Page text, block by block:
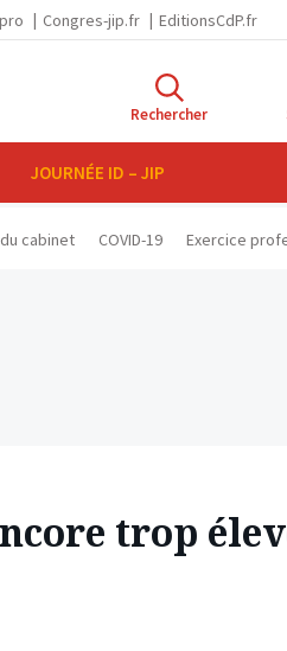
Congres-jip.fr EditionsCdP.fr
Rechercher
JOURNÉE ID – JIP
cabinet COVID-19 Exercice
trop